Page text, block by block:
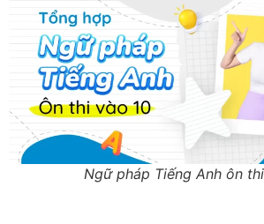
Ngữ pháp Tiếng Anh ôn